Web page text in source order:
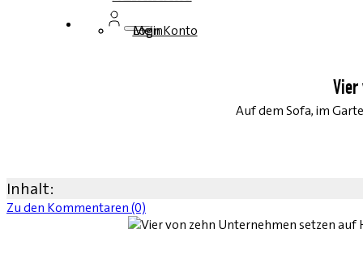
Login
Mein Konto
Vier
Auf dem Sofa, im
Inhalt:
Zu den Kommentaren (0)